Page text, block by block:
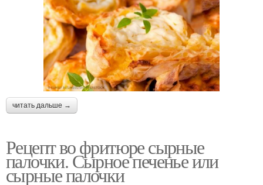
читать дальше →
Рецепт во фритюре сырные
палочки. Сырное печенье или
сырные палочки